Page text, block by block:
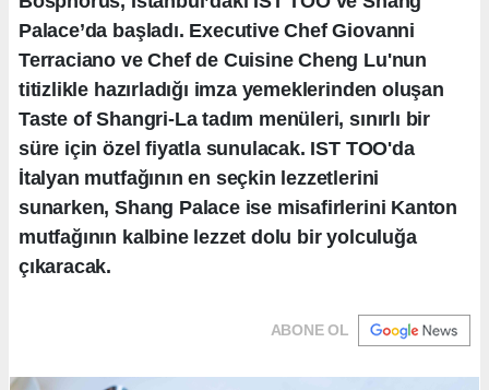
Palace’da başladı. Executive Chef Giovanni
Terraciano ve Chef de Cuisine Cheng Lu'nun
titizlikle hazırladığı imza yemeklerinden oluşan
Taste of Shangri-La tadım menüleri, sınırlı bir
süre için özel fiyatla sunulacak. IST TOO'da
İtalyan mutfağının en seçkin lezzetlerini
sunarken, Shang Palace ise misafirlerini Kanton
mutfağının kalbine lezzet dolu bir yolculuğa
çıkaracak.
ABONE OL